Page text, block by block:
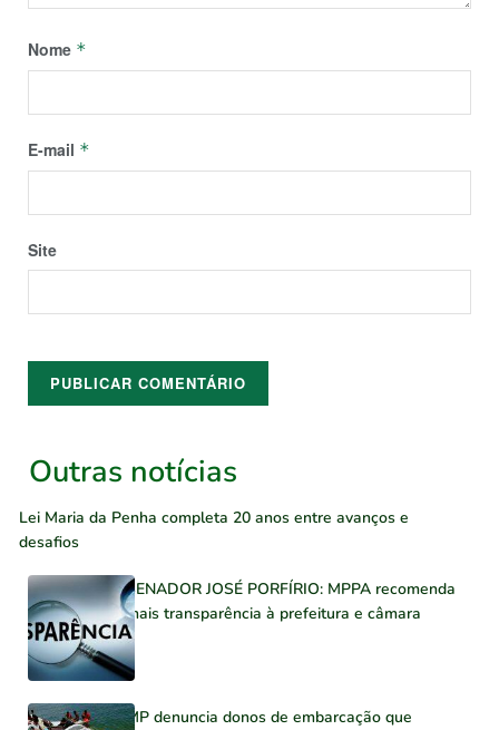
Nome *
E-mail *
Site
Outras notícias
Lei Maria da Penha completa 20 anos entre avanços e
desafios
SENADOR JOSÉ PORFÍRIO: MPPA recomenda
mais transparência à prefeitura e câmara
MP denuncia donos de embarcação que